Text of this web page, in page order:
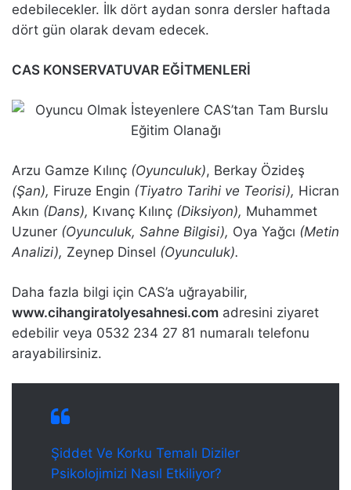
edebilecekler. İlk dört aydan sonra dersler haftada
dört gün olarak devam edecek.
CAS KONSERVATUVAR EĞİTMENLERİ
Arzu Gamze Kılınç (Oyunculuk), Berkay Özideş
(Şan), Firuze Engin (Tiyatro Tarihi ve Teorisi), Hicran
Akın (Dans), Kıvanç Kılınç (Diksiyon), Muhammet
Uzuner (Oyunculuk, Sahne Bilgisi), Oya Yağcı (Metin
Analizi), Zeynep Dinsel (Oyunculuk).
Daha fazla bilgi için CAS’a uğrayabilir,
www.cihangiratolyesahnesi.com adresini ziyaret
edebilir veya 0532 234 27 81 numaralı telefonu
arayabilirsiniz.
Şiddet Ve Korku Temalı Diziler
Psikolojimizi Nasıl Etkiliyor?